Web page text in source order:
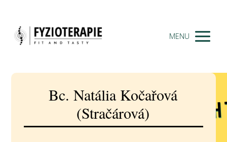
MENU
Bc. Natália Kočařová
(Stračárová)